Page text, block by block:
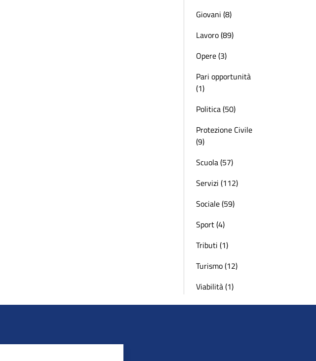
Giovani (8)
Lavoro (89)
Opere (3)
Pari opportunità
(1)
Politica (50)
Protezione Civile
(9)
Scuola (57)
Servizi (112)
Sociale (59)
Sport (4)
Tributi (1)
Turismo (12)
Viabilità (1)